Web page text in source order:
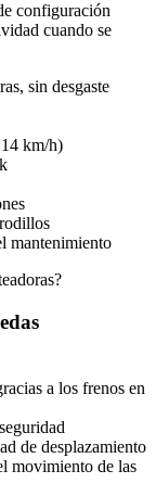
configuración
cuando se
sin desgaste
km/h)
mantenimiento
a los frenos en
de desplazamiento
movimiento de las